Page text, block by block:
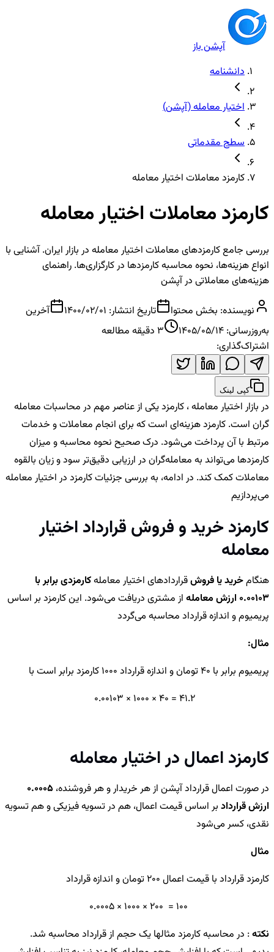
آپشن باز
دانشنامه
اختیار معامله (آپشن)
سطح مقدماتی
کارمزد معاملات اختیار معامله
کارمزد معاملات اختیار معامله
بررسی جامع کارمزدهای معاملات اختیار معامله در بازار ایران. آشنایی با
انواع هزینه‌ها، نحوه محاسبه کارمزدها در کارگزاری‌ها. راهنمای
هزینه‌های معاملاتی در آپشن
نویسنده: بخش محتوا تاریخ انتشار: 1400/02/01
آخرین
به‌روزرسانی: 1405/05/14
3 دقیقه مطالعه
اشتراک‌گذاری:
کپی لینک
در بازار اختیار معامله ، کارمزد یکی از عناصر مهم در محاسبات معامله‌
گران است. کارمزد هزینه‌ای است که برای انجام معاملات و خدمات
مرتبط با آن پرداخت می‌شود. درک صحیح نحوه محاسبه و میزان
کارمزدها می‌تواند به معامله‌گران در ارزیابی دقیق‌تر سود و زیان بالقوه
معاملات کمک کند. در ادامه، به بررسی جزئیات کارمزد در اختیار معامله
می‌پردازیم
کارمزد خرید و فروش قرارداد اختیار
معامله
هنگامخرید یا فروشقراردادهای اختیار معاملهکارمزدی برابر با
0.00103 ارزش معامله
از مشتری دریافت می‌شود. این کارمزد بر اساس
پریمیوم و اندازه قرارداد محاسبه می‌گردد
مثال:
پریمیوم برابر با 40 تومان و اندازه قرارداد 1000 کارمزد برابر است با
41.2 = 40 × 1000 × 0.00103
کارمزد اعمال در اختیار معامله
در صورت اعمال قرارداد آپشن از هر خریدار و هر فروشنده، 0.0005
ارزش قرارداد بر اساس قیمت اعمال، هم در تسویه فیزیکی و هم تسویه
نقدی، کسر می‌شود
مثال
کارمزد قرارداد با قیمت اعمال 200 تومان و اندازه قرارداد
100 = 200 × 1000 × 0.0005
نکته: در محاسبه کارمزد مثالها یک حجم از قرارداد محاسبه شد.